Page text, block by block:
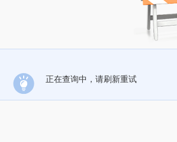
正在查询中，请刷新重试